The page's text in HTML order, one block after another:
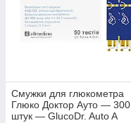
Смужки для глюкометра
Глюко Доктор Ауто — 300
штук — GlucoDr. Auto A